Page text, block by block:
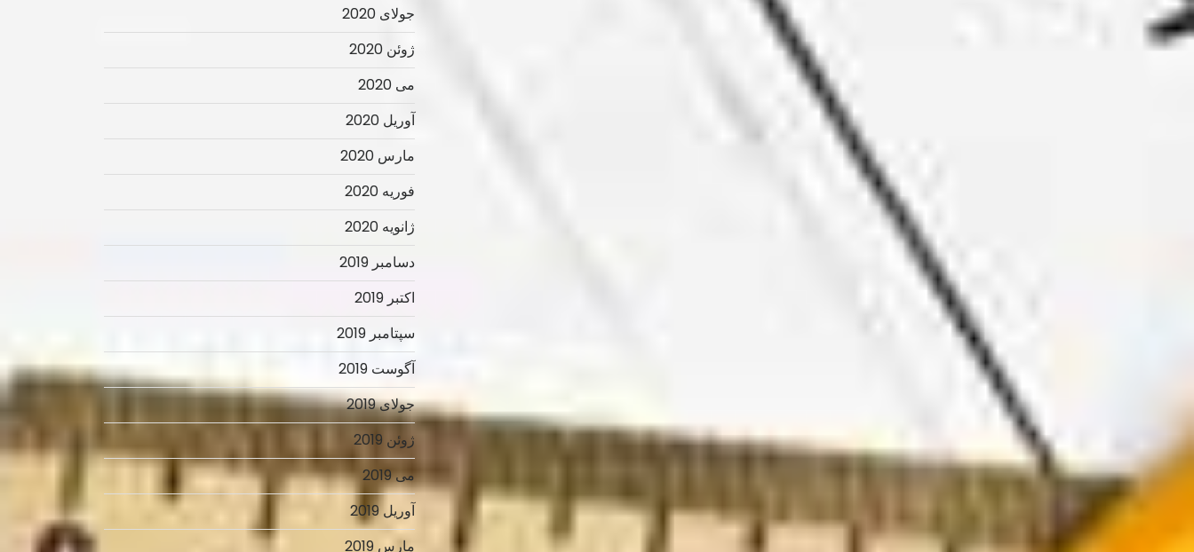
جولای 2020
ژوئن 2020
می 2020
آوریل 2020
مارس 2020
فوریه 2020
ژانویه 2020
دسامبر 2019
اکتبر 2019
سپتامبر 2019
آگوست 2019
جولای 2019
ژوئن 2019
می 2019
آوریل 2019
مارس 2019